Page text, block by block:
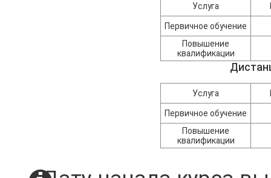
Услуга
Первичное обучение
Повышение
квалификации
Услуга
Первичное обучение
Повышение
квалификации